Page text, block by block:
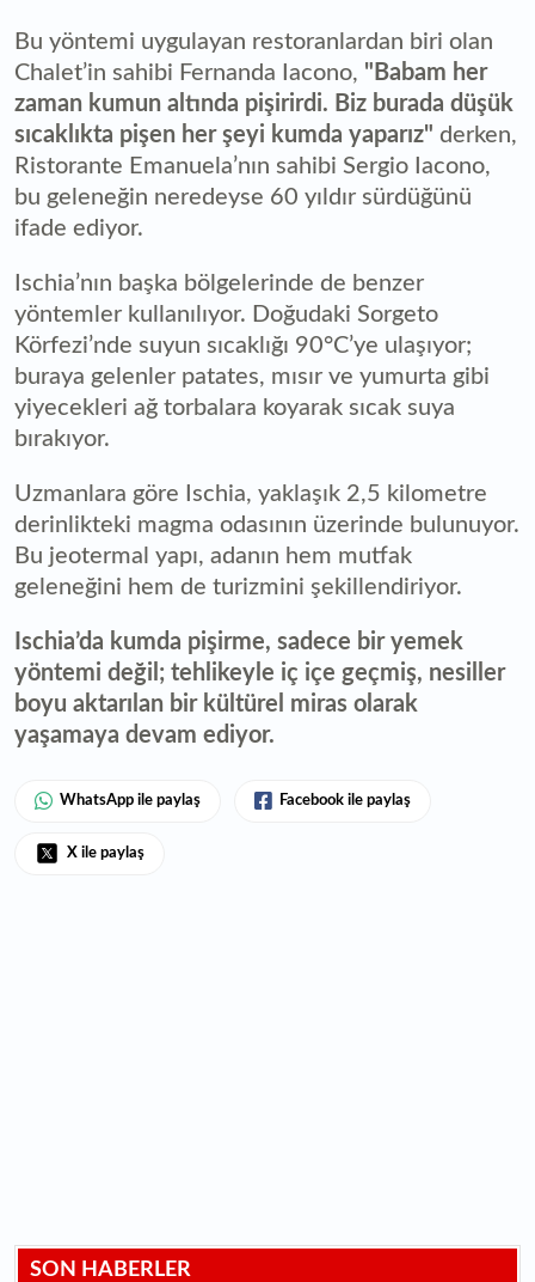
Bu yöntemi uygulayan restoranlardan biri olan
Chalet’in sahibi Fernanda Iacono, "Babam her
zaman kumun altında pişirirdi. Biz burada düşük
sıcaklıkta pişen her şeyi kumda yaparız" derken,
Ristorante Emanuela’nın sahibi Sergio Iacono,
bu geleneğin neredeyse 60 yıldır sürdüğünü
ifade ediyor.
Ischia’nın başka bölgelerinde de benzer
yöntemler kullanılıyor. Doğudaki Sorgeto
Körfezi’nde suyun sıcaklığı 90°C’ye ulaşıyor;
buraya gelenler patates, mısır ve yumurta gibi
yiyecekleri ağ torbalara koyarak sıcak suya
bırakıyor.
Uzmanlara göre Ischia, yaklaşık 2,5 kilometre
derinlikteki magma odasının üzerinde bulunuyor.
Bu jeotermal yapı, adanın hem mutfak
geleneğini hem de turizmini şekillendiriyor.
Ischia’da kumda pişirme, sadece bir yemek
yöntemi değil; tehlikeyle iç içe geçmiş, nesiller
boyu aktarılan bir kültürel miras olarak
yaşamaya devam ediyor.
WhatsApp ile paylaş Facebook ile paylaş
X ile paylaş
SON HABERLER